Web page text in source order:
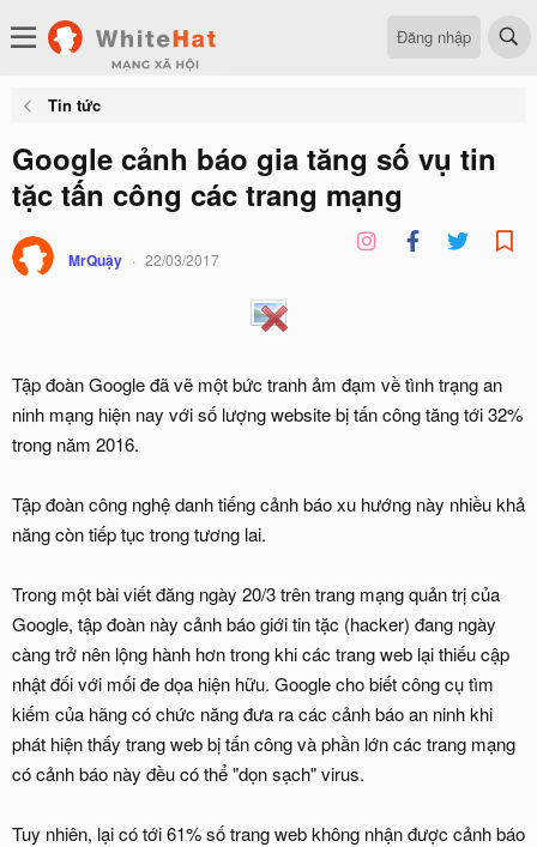
Đăng nhập
Tin tức
Google cảnh báo gia tăng số vụ tin
tặc tấn công các trang mạng
MrQuậy 22/03/2017
Tập đoàn Google đã vẽ một bức tranh ảm đạm về tình trạng an
ninh mạng hiện nay với số lượng website bị tấn công tăng tới 32%
trong năm 2016.
Tập đoàn công nghệ danh tiếng cảnh báo xu hướng này nhiều khả
năng còn tiếp tục trong tương lai.
Trong một bài viết đăng ngày 20/3 trên trang mạng quản trị của
Google, tập đoàn này cảnh báo giới tin tặc (hacker) đang ngày
càng trở nên lộng hành hơn trong khi các trang web lại thiếu cập
nhật đối với mối đe dọa hiện hữu. Google cho biết công cụ tìm
kiếm của hãng có chức năng đưa ra các cảnh báo an ninh khi
phát hiện thấy trang web bị tấn công và phần lớn các trang mạng
có cảnh báo này đều có thể "dọn sạch" virus.
Tuy nhiên, lại có tới 61% số trang web không nhận được cảnh báo